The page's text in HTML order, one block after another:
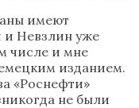
имеют
Невзлин уже
числе и мне
изданием.
«Роснефти»
не были